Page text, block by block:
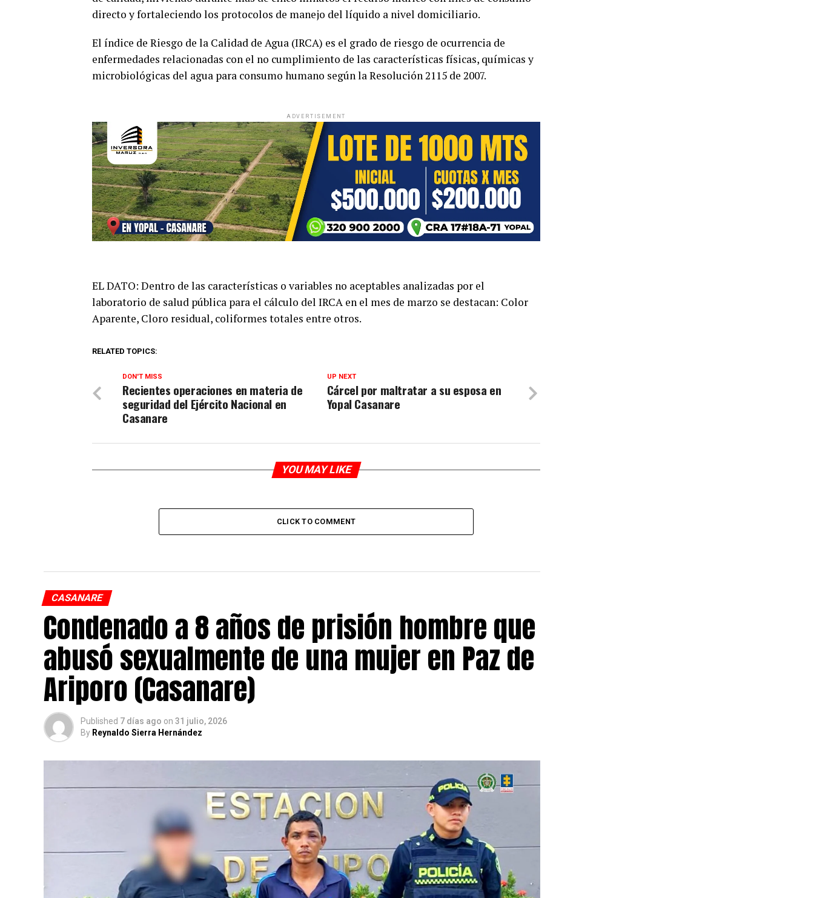
directo y fortaleciendo los protocolos de manejo del líquido a nivel domiciliario.
El índice de Riesgo de la Calidad de Agua (IRCA) es el grado de riesgo de ocurrencia de
enfermedades relacionadas con el no cumplimiento de las características físicas, químicas y
microbiológicas del agua para consumo humano según la Resolución 2115 de 2007.
ADVERTISEMENT
EL DATO: Dentro de las características o variables no aceptables analizadas por el
laboratorio de salud pública para el cálculo del IRCA en el mes de marzo se destacan: Color
Aparente, Cloro residual, coliformes totales entre otros.
RELATED TOPICS:
UP NEXT
Cárcel por maltratar a su esposa en
Yopal Casanare
DON'T MISS
Recientes operaciones en materia de
seguridad del Ejército Nacional en
Casanare
YOU MAY LIKE
CLICK TO COMMENT
CASANARE
Condenado a 8 años de prisión hombre que
abusó sexualmente de una mujer en Paz de
Ariporo (Casanare)
Published 7 días ago on 31 julio, 2026
By Reynaldo Sierra Hernández